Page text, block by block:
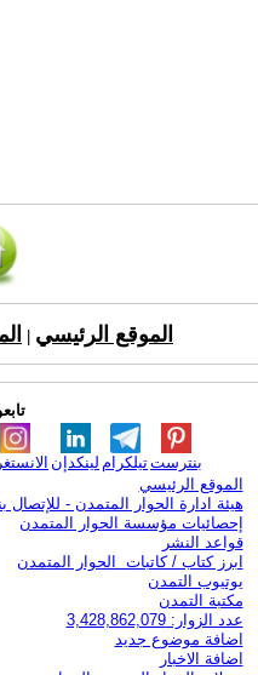
الموقع الرئيسي
لينكدإن تيلكرامبنترست
الموقع الرئيسي
هيئة ادارة الحوار المتمدن - للإتصال
إحصائيات مؤسسة الحوار المتمدن
قواعد النشر
ابرز كتاب / كاتبات الحوار المتمدن
يوتيوب التمدن
مكتبة التمدن
عدد الزوار: 3,428,862,079
اضافة موضوع جديد
اضافة الاخبار